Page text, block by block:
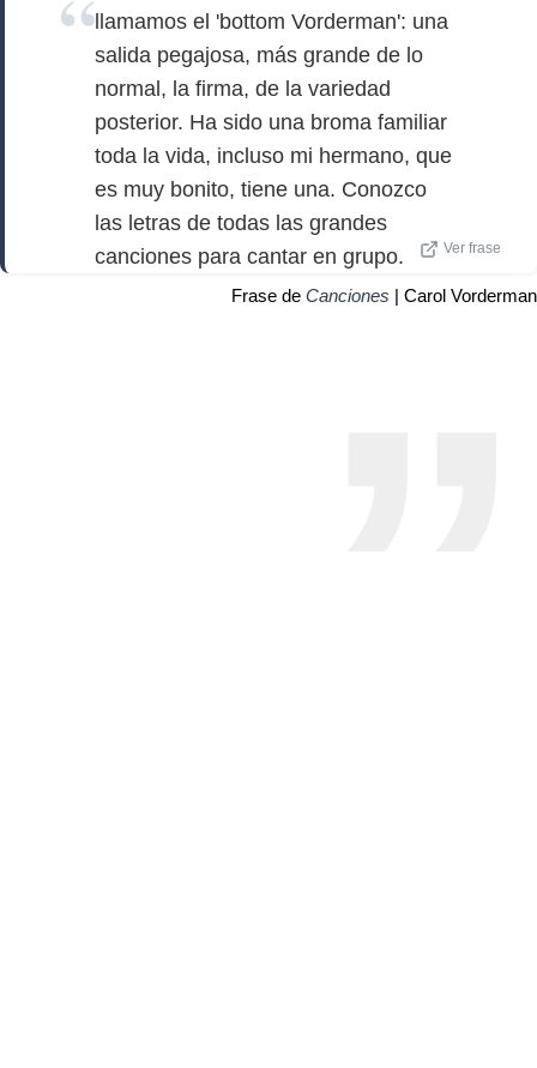
llamamos el 'bottom Vorderman': una
salida pegajosa, más grande de lo
normal, la firma, de la variedad
posterior. Ha sido una broma familiar
toda la vida, incluso mi hermano, que
es muy bonito, tiene una. Conozco
las letras de todas las grandes
canciones para cantar en grupo.
Ver frase
Frase de Canciones | Carol Vorderman